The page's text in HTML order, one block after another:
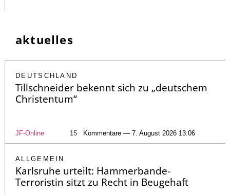
aktuelles
DEUTSCHLAND
Tillschneider bekennt sich zu „deutschem
Christentum“
JF-Online 15 Kommentare — 7. August 2026 13:06
ALLGEMEIN
Karlsruhe urteilt: Hammerbande-
Terroristin sitzt zu Recht in Beugehaft